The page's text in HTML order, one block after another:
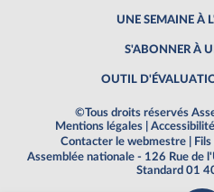
UNE SEMAINE À
S'ABONNER À
OUTIL
©Tous droits réservés
Mentions légales
Contacter le webmestre
Fils
Assemblée nationale - 126 Rue de
Standard 01